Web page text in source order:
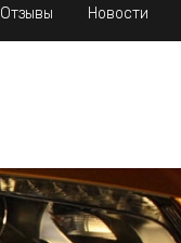
Отзывы Новости